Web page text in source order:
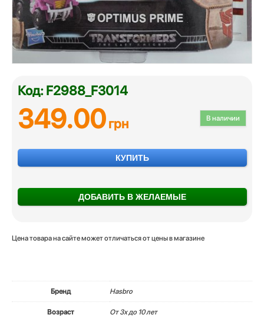
Код: F2988_F3014
В наличии
349.00грн
КУПИТЬ
ДОБАВИТЬ В ЖЕЛАЕМЫЕ
Цена товара на сайте может отличаться от цены в магазине
Бренд Hasbro
Возраст От 3х до 10 лет